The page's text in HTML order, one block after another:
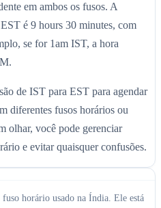
em ambos os fusos. A
é 9 hours 30 minutes, com
se for 1am IST, a hora
de IST para EST para agendar
diferentes fusos horários ou
olhar, você pode gerenciar
e evitar quaisquer confusões.
horário usado na Índia. Ele está